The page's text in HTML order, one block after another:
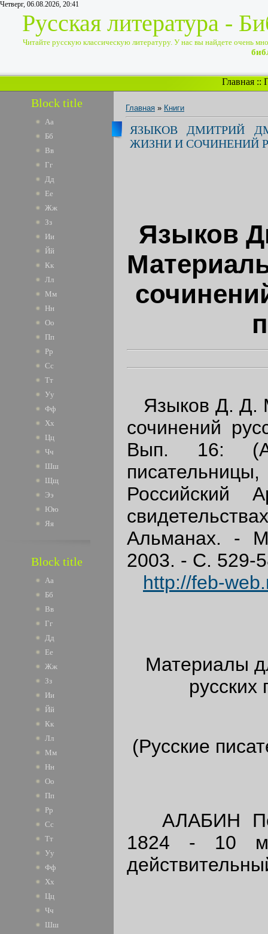
Четверг, 06.08.2026, 20:41
Русская литература -
Читайте русскую классическую литературу. У нас вы найдете очень
Главная ::
Block title
Аа
Бб
Вв
Гг
Дд
Ее
Жж
Зз
Ии
Йй
Кк
Лл
Мм
Нн
Оо
Пп
Рр
Сс
Тт
Уу
Фф
Хх
Цц
Чч
Шш
Щщ
Ээ
Юю
Яя
Block title
Аа
Бб
Вв
Гг
Дд
Ее
Жж
Зз
Ии
Йй
Кк
Лл
Мм
Нн
Оо
Пп
Рр
Сс
Тт
Уу
Фф
Хх
Цц
Чч
Шш
Главная » Книги
ЯЗЫКОВ ДМИТРИЙ
ЖИЗНИ И СОЧИНЕНИЙ
Языков
Языков Д. Д.
сочинений
Вып. 16:
Российский
Альманах. -
2003. - С. 529-
http://feb-
Материалы
русских
(Русские
АЛАБИН
1824 - 10